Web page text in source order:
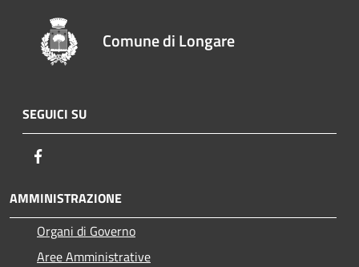
Comune di Longare
SEGUICI SU
AMMINISTRAZIONE
Organi di Governo
Aree Amministrative